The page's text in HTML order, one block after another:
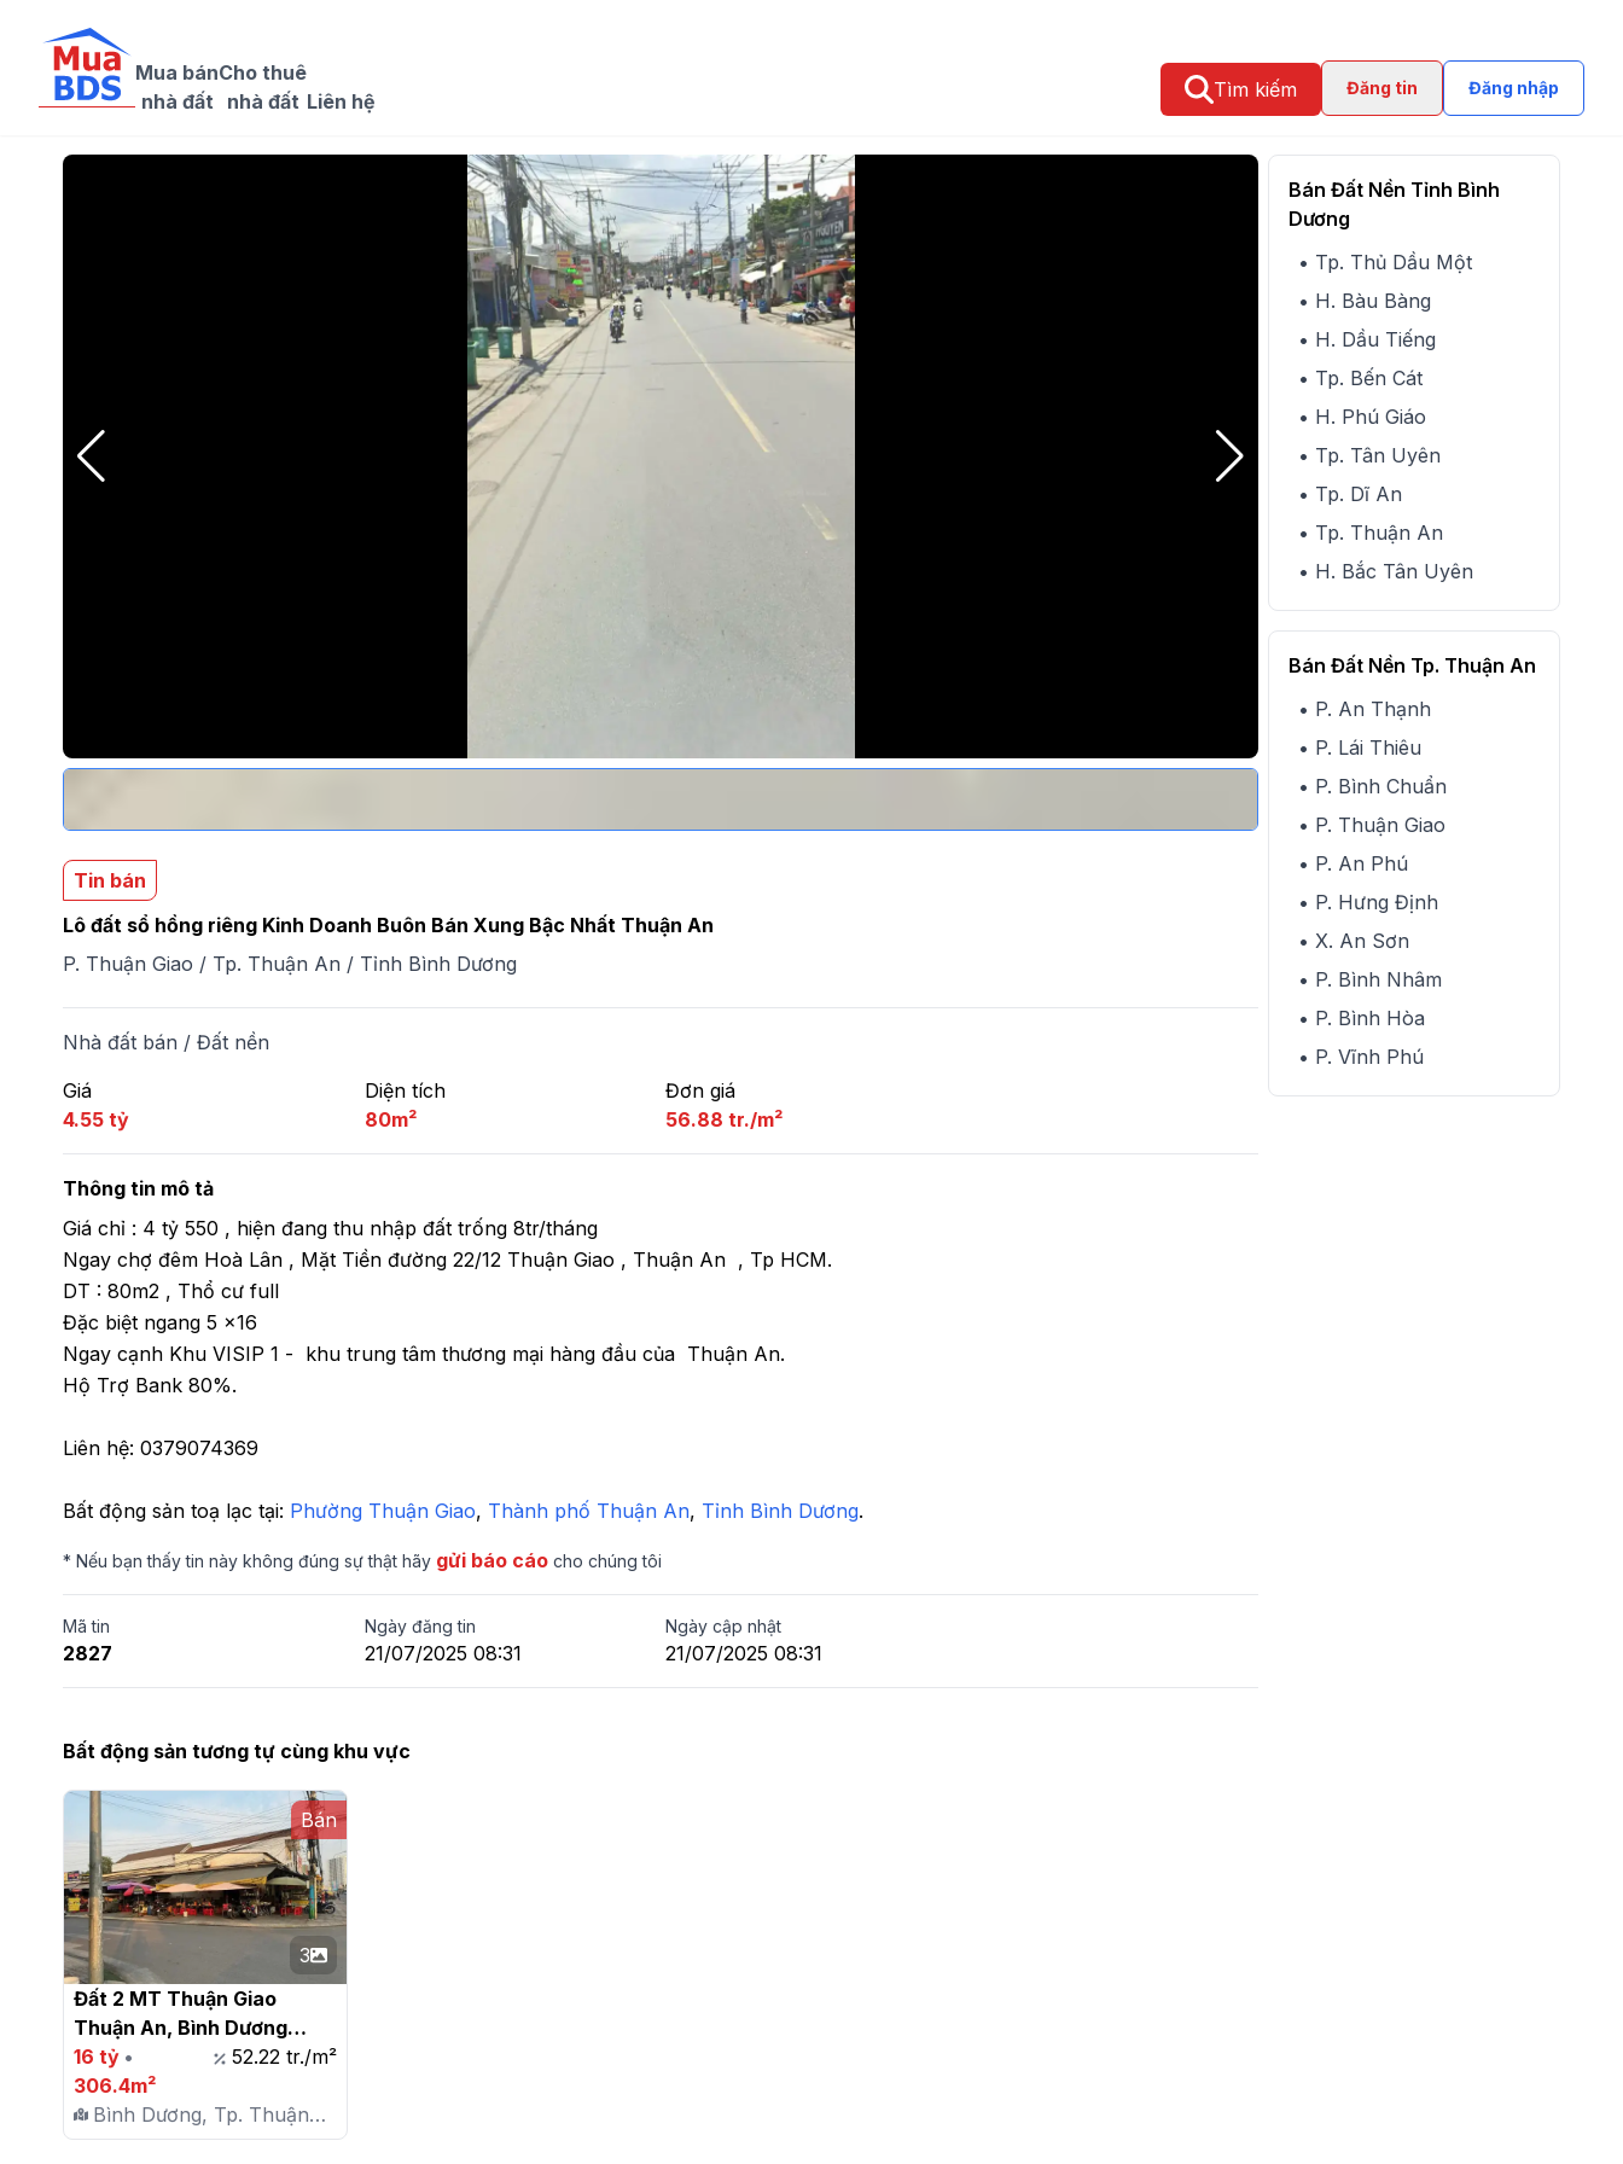
Mua bán
nhà đất
Cho thuê
nhà đất Liên hệ Tìm kiếm Đăng tin Đăng nhập
Tin bán
Lô đất sổ hồng riêng Kinh Doanh Buôn Bán Xung Bậc Nhất Thuận An
P. Thuận Giao / Tp. Thuận An / Tỉnh Bình Dương
Nhà đất bán / Đất nền
Giá
4.55 tỷ
Diện tích
80m²
Đơn giá
56.88 tr./m²
Thông tin mô tả
Giá chỉ : 4 tỷ 550 , hiện đang thu nhập đất trống 8tr/tháng
Ngay chợ đêm Hoà Lân , Mặt Tiền đường 22/12 Thuận Giao , Thuận An  , Tp HCM.
DT : 80m2 , Thổ cư full
Đặc biệt ngang 5 x16
Ngay cạnh Khu VISIP 1 -  khu trung tâm thương mại hàng đầu của  Thuận An.
Hộ Trợ Bank 80%.
Liên hệ: 0379074369
Bất động sản toạ lạc tại: Phường Thuận Giao, Thành phố Thuận An, Tỉnh Bình Dương.
* Nếu bạn thấy tin này không đúng sự thật hãy gửi báo cáo cho chúng tôi
Mã tin
2827
Ngày đăng tin
21/07/2025 08:31
Ngày cập nhật
21/07/2025 08:31
Bất động sản tương tự cùng khu vực
Bán
3
Đất 2 MT Thuận Giao
Thuận An, Bình Dương
16 tỷ •
306.4m²
52.22 tr./m²
Bình Dương, Tp. Thuận
An, P. Thuận Giao
Bán Đất Nền Tỉnh Bình
Dương
• Tp. Thủ Dầu Một
• H. Bàu Bàng
• H. Dầu Tiếng
• Tp. Bến Cát
• H. Phú Giáo
• Tp. Tân Uyên
• Tp. Dĩ An
• Tp. Thuận An
• H. Bắc Tân Uyên
Bán Đất Nền Tp. Thuận An
• P. An Thạnh
• P. Lái Thiêu
• P. Bình Chuẩn
• P. Thuận Giao
• P. An Phú
• P. Hưng Định
• X. An Sơn
• P. Bình Nhâm
• P. Bình Hòa
• P. Vĩnh Phú